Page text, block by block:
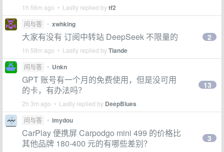
1h 56m ago • Lastly replied bytf2
问与答 • xwhking
大家有没有 订阅中转站 DeepSeek 不限量的
1h 58m ago • Lastly replied byTiande
2
问与答 • Unkn
GPT 账号有一个月的免费使用，但是没可用
的卡，有办法吗？
2h 3m ago • Lastly replied by DeepBlues
13
问与答 • imydou
CarPlay 便携屏 Carpodgo mini 499 的价格比
其他品牌 180-400 元的有哪些差别？
3